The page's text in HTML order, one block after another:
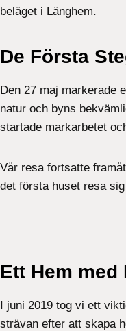
beläget i Länghem.
De Första
Den 27 maj markerade
natur och byns
startade markarbetet
Vår resa fortsatte
det första huset resa
Ett Hem med
I juni 2019 tog vi ett
strävan efter att skapa